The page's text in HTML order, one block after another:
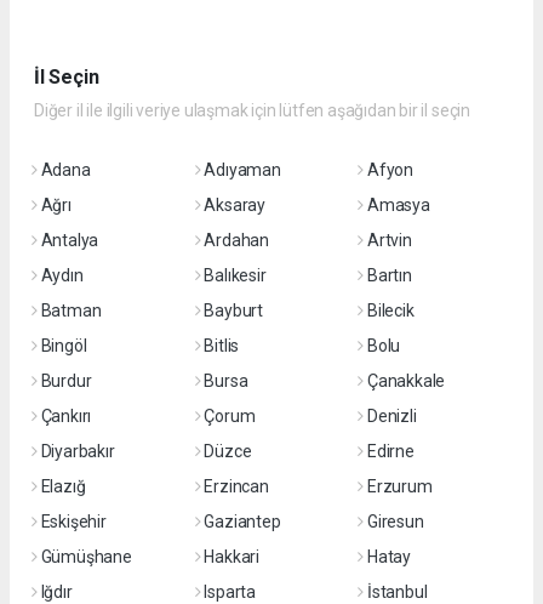
İl Seçin
Diğer il ile ilgili veriye ulaşmak için lütfen aşağıdan bir il seçin
Adana Adıyaman
Afyon
Ağrı
Aksaray
Amasya
Antalya
Ardahan
Artvin
Aydın
Balıkesir
Bartın
Batman
Bayburt
Bilecik
Bingöl
Bitlis
Bolu
Burdur
Bursa
Çanakkale
Çankırı
Çorum
Denizli
Diyarbakır
Düzce
Edirne
Elazığ
Erzincan
Erzurum
Eskişehir
Gaziantep
Giresun
Gümüşhane
Hakkari
Hatay
Iğdır
Isparta
İstanbul